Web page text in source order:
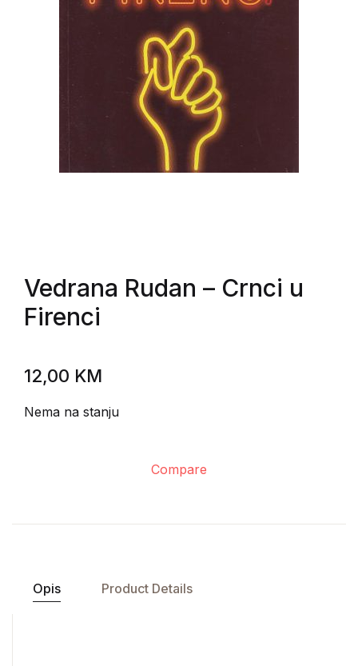
Vedrana Rudan – Crnci u
Firenci
12,00 KM
Nema na stanju
Compare
Opis Product Details